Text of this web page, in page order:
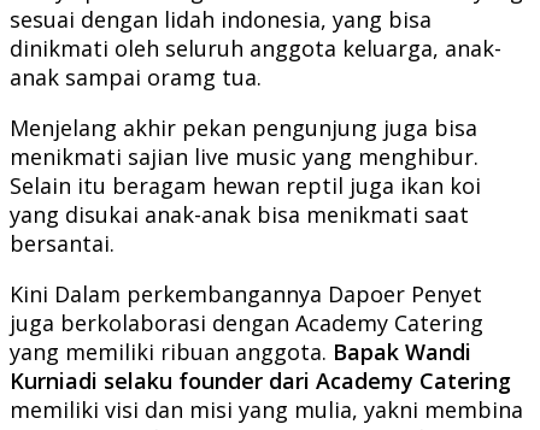
sesuai dengan lidah indonesia, yang bisa
dinikmati oleh seluruh anggota keluarga, anak-
anak sampai oramg tua.
Menjelang akhir pekan pengunjung juga bisa
menikmati sajian live music yang menghibur.
Selain itu beragam hewan reptil juga ikan koi
yang disukai anak-anak bisa menikmati saat
bersantai.
Kini Dalam perkembangannya Dapoer Penyet
juga berkolaborasi dengan Academy Catering
yang memiliki ribuan anggota. Bapak Wandi
Kurniadi selaku founder dari Academy Catering
memiliki visi dan misi yang mulia, yakni membina